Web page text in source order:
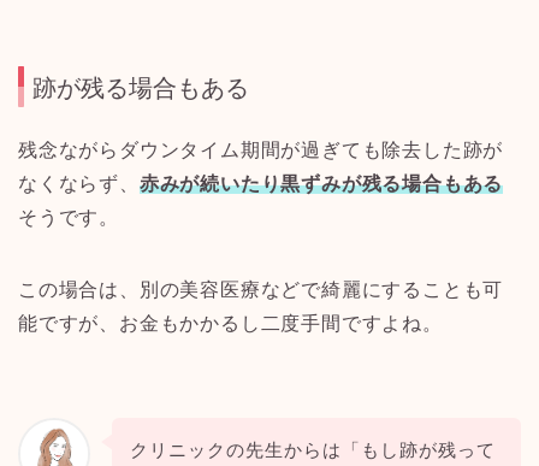
跡が残る場合もある
残念ながらダウンタイム期間が過ぎても除去した跡が
なくならず、 赤みが続いたり黒ずみが残る場合もある
そうです。
この場合は、別の美容医療などで綺麗にすることも可
能ですが、お金もかかるし二度手間ですよね。
クリニックの先生からは「もし跡が残って